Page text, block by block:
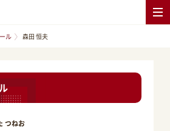
ル 森田 恒夫
つねお